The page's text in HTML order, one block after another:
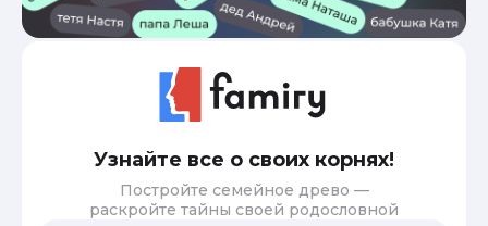
Узнайте все о своих корнях!
Постройте семейное древо —
раскройте тайны своей родословной